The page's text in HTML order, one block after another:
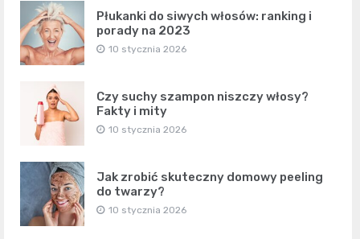
Płukanki do siwych włosów: ranking i
porady na 2023
10 stycznia 2026
Czy suchy szampon niszczy włosy?
Fakty i mity
10 stycznia 2026
Jak zrobić skuteczny domowy peeling
do twarzy?
10 stycznia 2026